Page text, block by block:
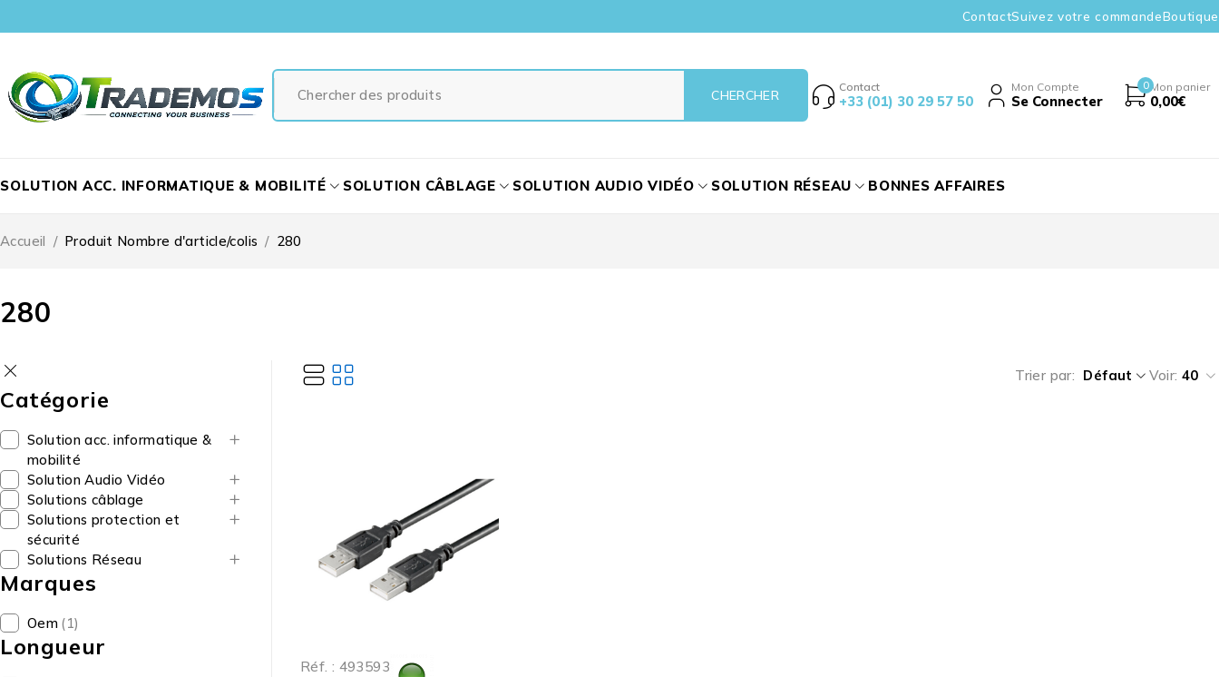
ContactSuivez votre commandeBoutique
Contact
+33 (01) 30 29 57 50
Mon Compte
Se Connecter
0 Mon panier
0,00€
SOLUTION ACC. INFORMATIQUE & MOBILITÉ SOLUTION CÂBLAGE SOLUTION AUDIO VIDÉO SOLUTION RÉSEAU BONNES AFFAIRES
280
Accueil / Produit Nombre d'article/colis / 280
Catégorie
Solution acc. informatique &
mobilité
Solution Audio Vidéo
Solutions câblage
Solutions protection et
sécurité
Solutions Réseau
Marques
Oem (1)
Longueur
Trier par Défaut Voir: 40
Réf. : 493593